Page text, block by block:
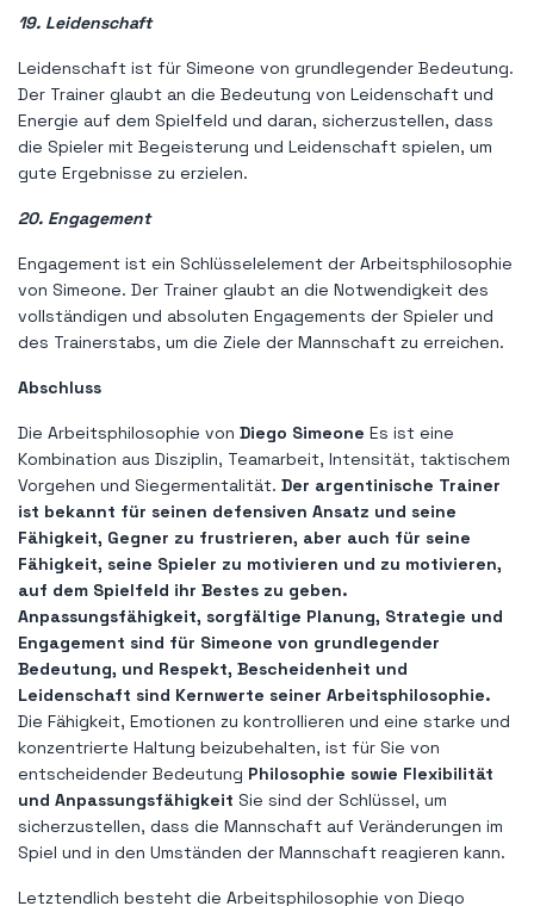
19. Leidenschaft
Leidenschaft ist für Simeone von grundlegender Bedeutung.
Der Trainer glaubt an die Bedeutung von Leidenschaft und
Energie auf dem Spielfeld und daran, sicherzustellen, dass
die Spieler mit Begeisterung und Leidenschaft spielen, um
gute Ergebnisse zu erzielen.
20. Engagement
Engagement ist ein Schlüsselelement der Arbeitsphilosophie
von Simeone. Der Trainer glaubt an die Notwendigkeit des
vollständigen und absoluten Engagements der Spieler und
des Trainerstabs, um die Ziele der Mannschaft zu erreichen.
Abschluss
Die Arbeitsphilosophie von Diego Simeone Es ist eine
Kombination aus Disziplin, Teamarbeit, Intensität, taktischem
Vorgehen und Siegermentalität. Der argentinische Trainer
ist bekannt für seinen defensiven Ansatz und seine
Fähigkeit, Gegner zu frustrieren, aber auch für seine
Fähigkeit, seine Spieler zu motivieren und zu motivieren,
auf dem Spielfeld ihr Bestes zu geben.
Anpassungsfähigkeit, sorgfältige Planung, Strategie und
Engagement sind für Simeone von grundlegender
Bedeutung, und Respekt, Bescheidenheit und
Leidenschaft sind Kernwerte seiner Arbeitsphilosophie.
Die Fähigkeit, Emotionen zu kontrollieren und eine starke und
konzentrierte Haltung beizubehalten, ist für Sie von
entscheidender Bedeutung Philosophie sowie Flexibilität
und Anpassungsfähigkeit Sie sind der Schlüssel, um
sicherzustellen, dass die Mannschaft auf Veränderungen im
Spiel und in den Umständen der Mannschaft reagieren kann.
Letztendlich besteht die Arbeitsphilosophie von Diego